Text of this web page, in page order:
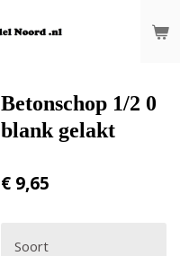
Betonschop 1/2 0
blank gelakt
€ 9,65
Soort